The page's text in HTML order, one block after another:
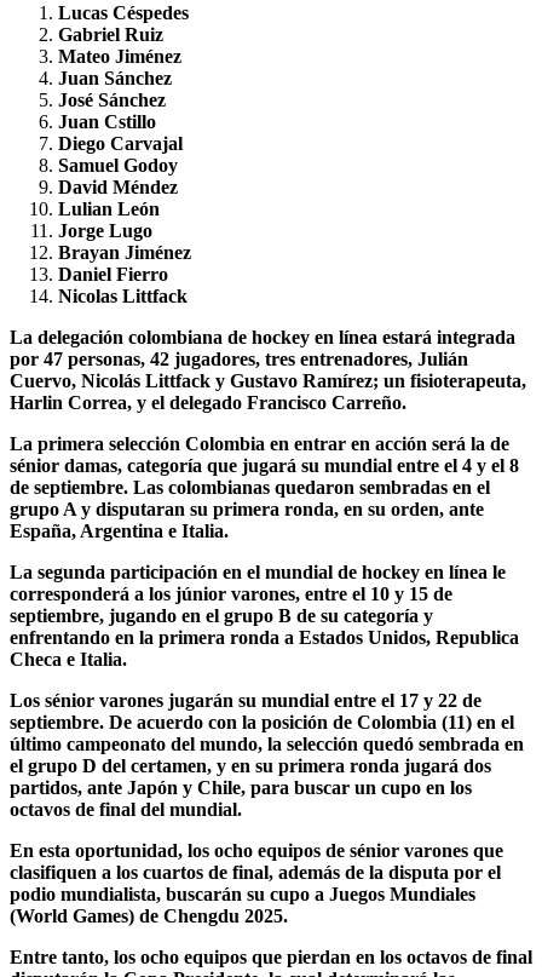
Lucas Céspedes
Gabriel Ruiz
Mateo Jiménez
Juan Sánchez
José Sánchez
Juan Cstillo
Diego Carvajal
Samuel Godoy
David Méndez
Lulian León
Jorge Lugo
Brayan Jiménez
Daniel Fierro
Nicolas Littfack
La delegación colombiana de hockey en línea estará integrada
por 47 personas, 42 jugadores, tres entrenadores, Julián
Cuervo, Nicolás Littfack y Gustavo Ramírez; un fisioterapeuta,
Harlin Correa, y el delegado Francisco Carreño.
La primera selección Colombia en entrar en acción será la de
sénior damas, categoría que jugará su mundial entre el 4 y el 8
de septiembre. Las colombianas quedaron sembradas en el
grupo A y disputaran su primera ronda, en su orden, ante
España, Argentina e Italia.
La segunda participación en el mundial de hockey en línea le
corresponderá a los júnior varones, entre el 10 y 15 de
septiembre, jugando en el grupo B de su categoría y
enfrentando en la primera ronda a Estados Unidos, Republica
Checa e Italia.
Los sénior varones jugarán su mundial entre el 17 y 22 de
septiembre. De acuerdo con la posición de Colombia (11) en el
último campeonato del mundo, la selección quedó sembrada en
el grupo D del certamen, y en su primera ronda jugará dos
partidos, ante Japón y Chile, para buscar un cupo en los
octavos de final del mundial.
En esta oportunidad, los ocho equipos de sénior varones que
clasifiquen a los cuartos de final, además de la disputa por el
podio mundialista, buscarán su cupo a Juegos Mundiales
(World Games) de Chengdu 2025.
Entre tanto, los ocho equipos que pierdan en los octavos de final